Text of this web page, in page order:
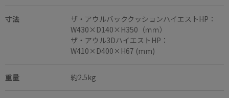
寸法
ザ・アウルバッククッションハイエストHP：
W430×D140×H350（ｍｍ）
ザ・アウル3DハイエストHP：
W410×D400×H67 (mm)
重量 約2.5kg